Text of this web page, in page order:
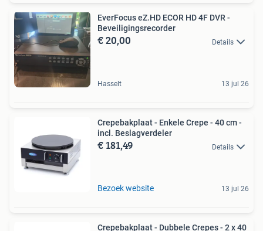
EverFocus eZ.HD ECOR HD 4F DVR -
Beveiligingsrecorder
€ 20,00 Details
Hasselt 13 jul 26
Crepebakplaat - Enkele Crepe - 40 cm -
incl. Beslagverdeler
€ 181,49 Details
Bezoek website 13 jul 26
Crepebakplaat - Dubbele Crepes - 2 x 40